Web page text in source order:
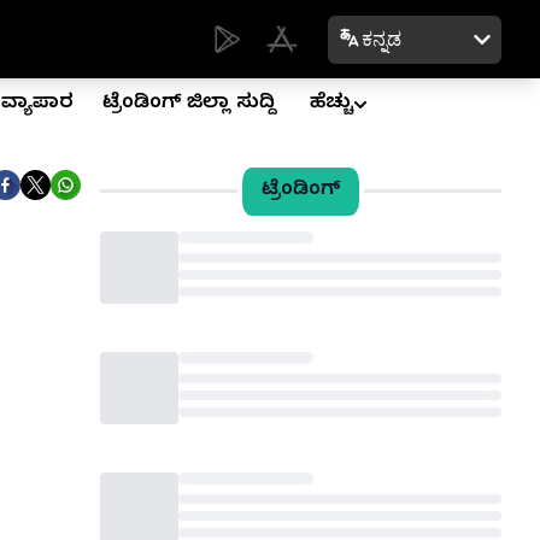
ಕನ್ನಡ
ವ್ಯಾಪಾರ ಟ್ರೆಂಡಿಂಗ್ ಜಿಲ್ಲಾ ಸುದ್ದಿ ಹೆಚ್ಚು
ಟ್ರೆಂಡಿಂಗ್